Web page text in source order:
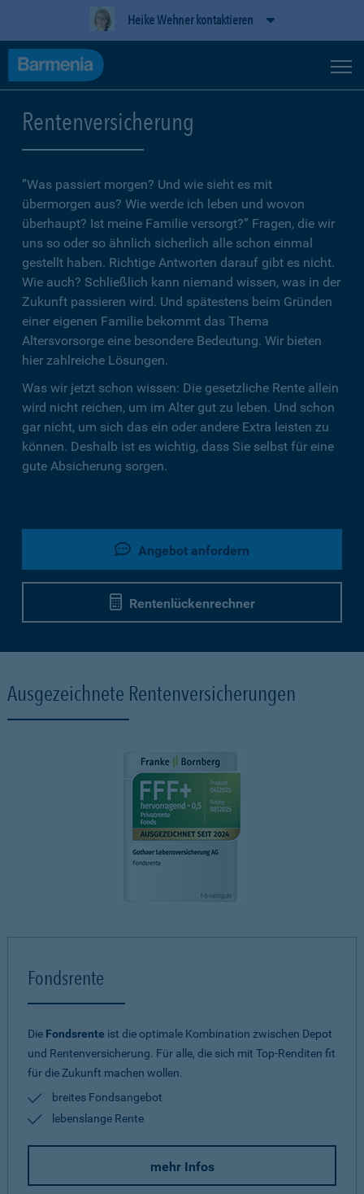
Heike Wehner kontaktieren
Rentenversicherung
”Was passiert morgen? Und wie sieht es mit
übermorgen aus? Wie werde ich leben und wovon
überhaupt? Ist meine Familie versorgt?” Fragen, die wir
uns so oder so ähnlich sicherlich alle schon einmal
gestellt haben. Richtige Antworten darauf gibt es nicht.
Wie auch? Schließlich kann niemand wissen, was in der
Zukunft passieren wird. Und spätestens beim Gründen
einer eigenen Familie bekommt das Thema
Altersvorsorge eine besondere Bedeutung. Wir bieten
hier zahlreiche Lösungen.
Was wir jetzt schon wissen: Die gesetzliche Rente allein
wird nicht reichen, um im Alter gut zu leben. Und schon
gar nicht, um sich das ein oder andere Extra leisten zu
können. Deshalb ist es wichtig, dass Sie selbst für eine
gute Absicherung sorgen.
Angebot anfordern
Rentenlückenrechner
Ausgezeichnete Rentenversicherungen
Fondsrente
Die Fondsrente ist die optimale Kombination zwischen Depot
und Rentenversicherung. Für alle, die sich mit Top-Renditen fit
für die Zukunft machen wollen.
breites Fondsangebot
lebenslange Rente
mehr Infos